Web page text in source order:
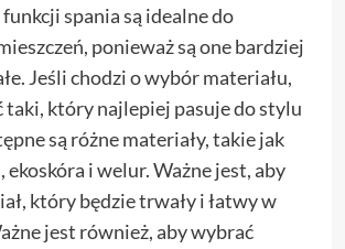
spania są idealne do
ponieważ są one bardziej
Jeśli chodzi o wybór materiału,
taki, który najlepiej pasuje do stylu
są różne materiały, takie jak
ekoskóra i welur. Ważne jest, aby
który będzie trwały i łatwy w
jest również, aby wybrać